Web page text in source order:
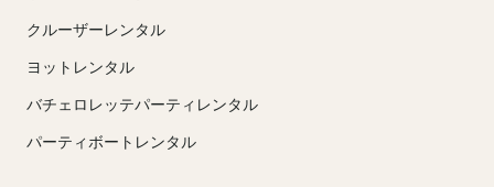
クルーザーレンタル
ヨットレンタル
バチェロレッテパーティレンタル
パーティボートレンタル